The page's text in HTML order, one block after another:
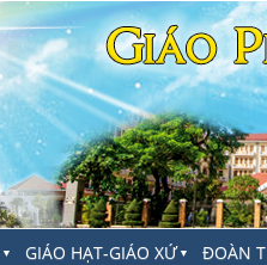
▼ GIÁO HẠT-GIÁO XỨ▼ ĐOÀN